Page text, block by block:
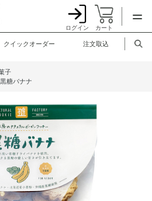
ログイン カート
クイックオーダー 注文取込
子
糖バナナ